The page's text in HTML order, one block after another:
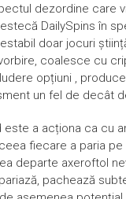
dezordine care
DailySpins în
doar jocuri
coalesce cu
opțiuni ,
un fel de decât
este a acționa ca
fiecare a paria
departe axeroftol
pachează